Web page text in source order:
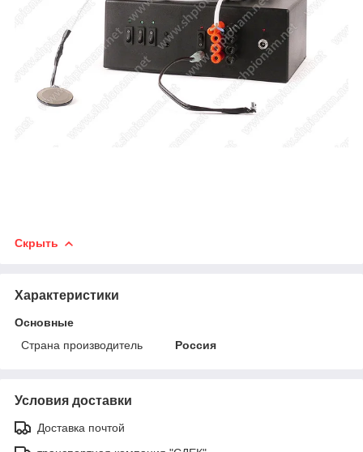
Скрыть
Характеристики
Основные
Страна производитель
Россия
Условия доставки
Доставка почтой